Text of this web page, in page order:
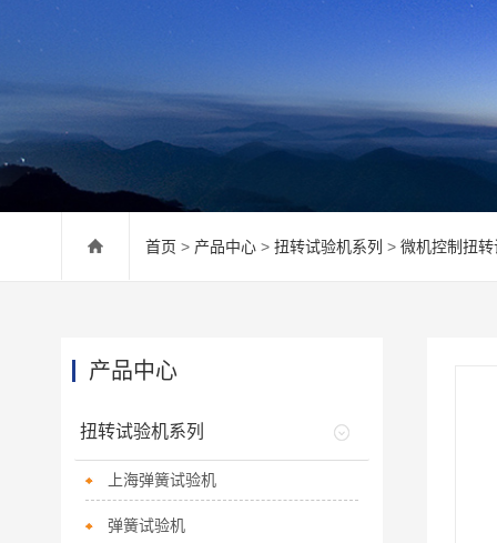
首页 > 产品中心 > 扭转试验机系列 > 微机控制扭
产品中心
扭转试验机系列
上海弹簧试验机
弹簧试验机